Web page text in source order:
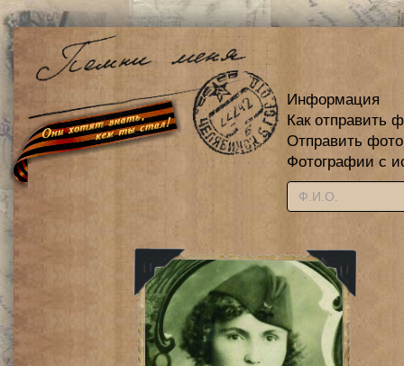
Информация
Как отправить
Отправить
Фотографии с